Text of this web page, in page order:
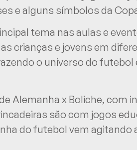
e alguns símbolos da
tema nas aulas e
crianças e jovens em
o universo do futebol
Alemanha x Boliche, com
são com jogos
do futebol vem agitando